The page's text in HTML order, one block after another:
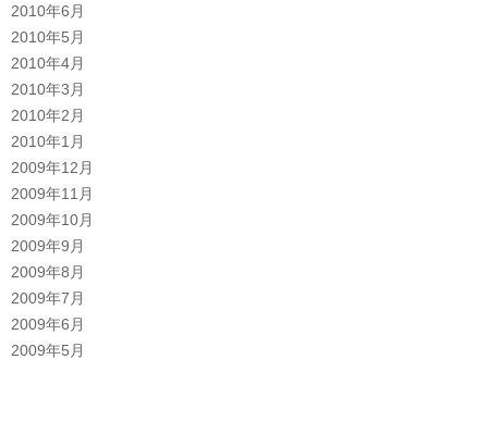
2010年6月
2010年5月
2010年4月
2010年3月
2010年2月
2010年1月
2009年12月
2009年11月
2009年10月
2009年9月
2009年8月
2009年7月
2009年6月
2009年5月